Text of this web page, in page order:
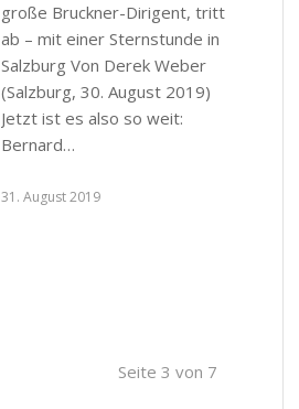
große Bruckner-Dirigent, tritt
ab – mit einer Sternstunde in
Salzburg Von Derek Weber
(Salzburg, 30. August 2019)
Jetzt ist es also so weit:
Bernard…
31. August 2019
Seite 3 von 7